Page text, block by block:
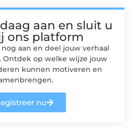
aan en sluit u
ons platform
aan en deel jouw verhaal
Ontdek op welke wijze jouw
kunnen motiveren en
nu